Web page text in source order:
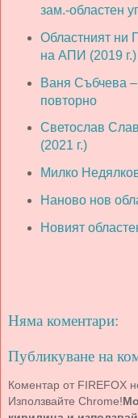
зам.-областен
Областният ни
на АПИ (2019 г.)
Ваня Събчева –
повторно
Светослав
(2021 г.)
Милко
Наново нов
Новият
Няма коментари:
Публикуване на
Коментар от FIREFOX
Използвайте Chrome!